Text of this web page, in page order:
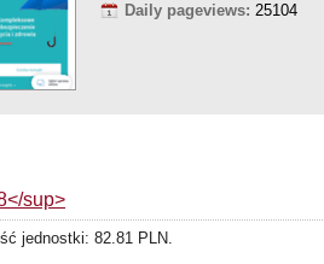
Daily pageviews: 25104
sup>
jednostki: 82.81 PLN.